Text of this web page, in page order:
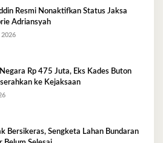
Resmi Nonaktifkan Status Jaksa
Adriansyah
Rp 475 Juta, Eks Kades Buton
ke Kejaksaan
Bersikeras, Sengketa Lahan Bundaran